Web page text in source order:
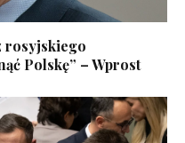
rosyjskiego
Polskę” – Wprost